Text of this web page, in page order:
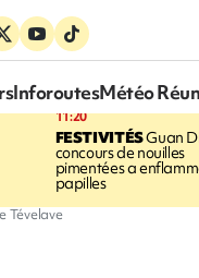
InforoutesMétéo
11:20
FESTIVITÉSGuan
concours de nouilles
pimentées a
papilles
Tévelave